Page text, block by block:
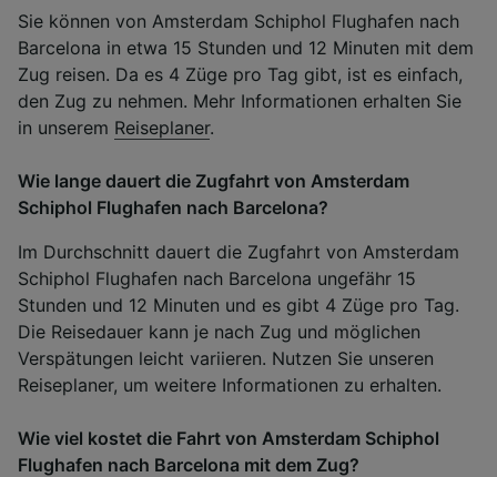
Sie können von Amsterdam Schiphol Flughafen nach
Barcelona in etwa 15 Stunden und 12 Minuten mit dem
Zug reisen. Da es 4 Züge pro Tag gibt, ist es einfach,
den Zug zu nehmen. Mehr Informationen erhalten Sie
in unserem Reiseplaner.
Wie lange dauert die Zugfahrt von Amsterdam
Schiphol Flughafen nach Barcelona?
Im Durchschnitt dauert die Zugfahrt von Amsterdam
Schiphol Flughafen nach Barcelona ungefähr 15
Stunden und 12 Minuten und es gibt 4 Züge pro Tag.
Die Reisedauer kann je nach Zug und möglichen
Verspätungen leicht variieren. Nutzen Sie unseren
Reiseplaner, um weitere Informationen zu erhalten.
Wie viel kostet die Fahrt von Amsterdam Schiphol
Flughafen nach Barcelona mit dem Zug?